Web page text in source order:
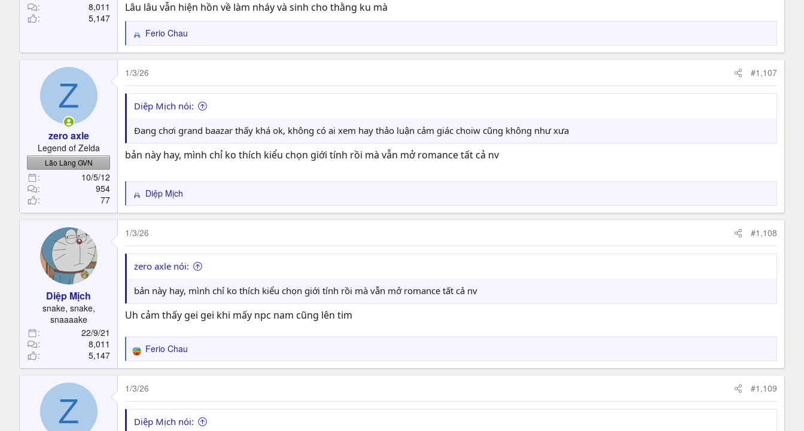
8,011
5,147
Lâu lâu vẫn hiện hồn về làm nháy và sinh cho thằng ku mà
R
e
a
c
t
i
o
s
Ferio Chau
Z
zero axle
Legend of Zelda
Lão Làng GVN
10/5/12
954
77
1/3/26 #1,107
Diệp Mịch nói:
Đang chơi grand baazar thấy khá ok, không có ai xem hay thảo luận cảm giác choiw cũng không như xưa
bản này hay, mình chỉ ko thích kiểu chọn giới tính rồi mà vẫn mở romance tất cả nv
R
e
a
c
t
i
o
s
Diệp Mịch
Diệp Mịch
snake, snake,
snaaaake
22/9/21
8,011
5,147
1/3/26 #1,108
zero axle nói:
bản này hay, mình chỉ ko thích kiểu chọn giới tính rồi mà vẫn mở romance tất cả nv
Uh cảm thấy gei gei khi mấy npc nam cũng lên tim
R
e
a
c
t
i
o
Ferio Chau
Z
1/3/26 #1,109
Diệp Mịch nói: